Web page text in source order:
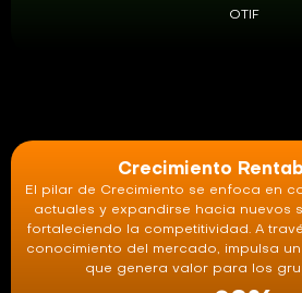
OTIF
Crecimiento
El pilar de Crecimiento se enfoca en
actuales y expandirse hacia nuevos
fortaleciendo la competitividad. A
conocimiento del mercado, impulsa
que genera valor para los